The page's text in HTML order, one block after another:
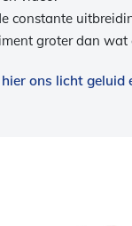
constante
groter dan wat
ons licht